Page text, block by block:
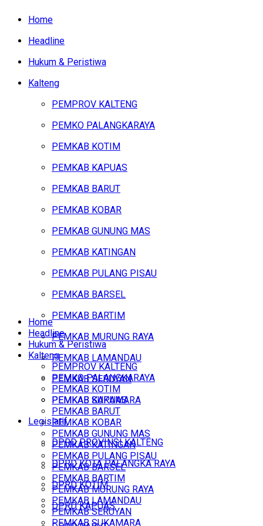
Home
Headline
Hukum & Peristiwa
Kalteng
PEMPROV KALTENG
PEMKO PALANGKARAYA
PEMKAB KOTIM
PEMKAB KAPUAS
PEMKAB BARUT
PEMKAB KOBAR
PEMKAB GUNUNG MAS
PEMKAB KATINGAN
PEMKAB PULANG PISAU
PEMKAB BARSEL
PEMKAB BARTIM
PEMKAB MURUNG RAYA
PEMKAB LAMANDAU
PEMKAB SERUYAN
PEMKAB SUKAMARA
Legislatif
DPRD PROVINSI KALTENG
DPRD KOTA PALANGKA RAYA
DPRD KOTIM
DPRD KAPUAS
Home
Headline
Hukum & Peristiwa
Kalteng
PEMPROV KALTENG
PEMKO PALANGKARAYA
PEMKAB KOTIM
PEMKAB KAPUAS
PEMKAB BARUT
PEMKAB KOBAR
PEMKAB GUNUNG MAS
PEMKAB KATINGAN
PEMKAB PULANG PISAU
PEMKAB BARSEL
PEMKAB BARTIM
PEMKAB MURUNG RAYA
PEMKAB LAMANDAU
PEMKAB SERUYAN
PEMKAB SUKAMARA